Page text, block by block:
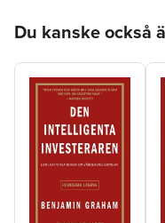
Du kanske också